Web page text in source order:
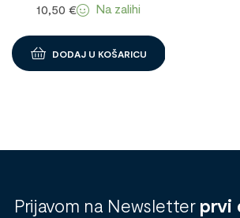
10,50€ Na zalihi
DODAJ U KOŠARICU
Prijavom na Newsletter prvi